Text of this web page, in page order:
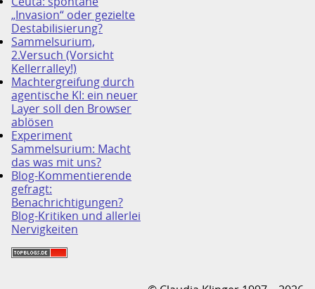
„Invasion“ oder gezielte
Destabilisierung?
Sammelsurium,
2.Versuch (Vorsicht
Kellerralley!)
Machtergreifung durch
agentische KI: ein neuer
Layer soll den Browser
ablösen
Experiment
Sammelsurium: Macht
das was mit uns?
Blog-Kommentierende
gefragt:
Benachrichtigungen?
Blog-Kritiken und allerlei
Nervigkeiten